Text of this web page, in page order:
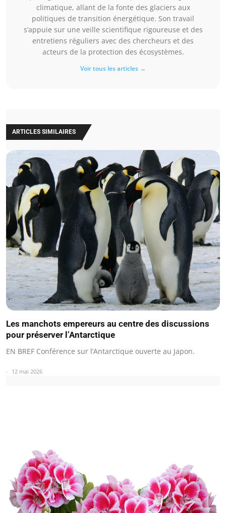
climatique, allant de la fonte des glaciers aux
politiques de transition énergétique. Son travail
s’appuie sur une veille scientifique rigoureuse et des
entretiens réguliers avec des chercheurs et des
acteurs de la protection des écosystèmes.
Voir tous les articles →
ARTICLES SIMILAIRES
Les manchots empereurs au centre des discussions
pour préserver l’Antarctique
EN BREF Conférence sur l’Antarctique ouverte au Japon.
12 mai 2026